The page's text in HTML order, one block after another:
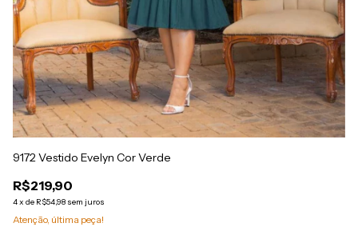
9172 Vestido Evelyn Cor Verde
R$219,90
4x de R$54,98 sem juros
Atenção, última peça!